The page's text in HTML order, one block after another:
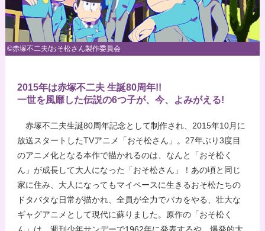
©赤塚不二夫/おそ松さん製作委員会
2015年は赤塚不二夫 生誕80周年!!
一世を風靡した伝説の6つ子が、今、よみがえる!
赤塚不二夫生誕80周年記念として制作され、2015年10月に
放送スタートしたTVアニメ「おそ松さん」。27年ぶり3度目
のアニメ化となる本作で描かれるのは、なんと「おそ松く
ん」が成長して大人になった「おそ松さん」！あの頃と同じ
家に住み、大人になってもマイペースに生きるおそ松たちの
ドタバタな日常が描かれ、全員が全力でバカをやる、壮大な
ギャグアニメとして現代に蘇りました。原作の「おそ松く